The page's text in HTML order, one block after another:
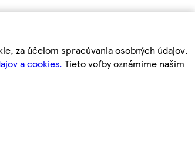
za účelom spracúvania osobných údajov.
a cookies. Tieto voľby oznámime našim